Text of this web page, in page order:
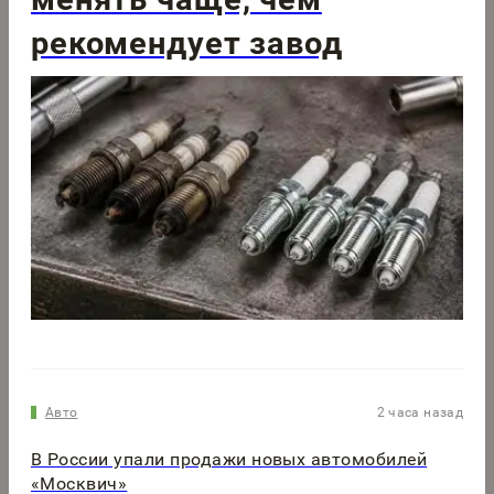
рекомендует завод
Авто 2 часа назад
В России упали продажи новых автомобилей
«Москвич»